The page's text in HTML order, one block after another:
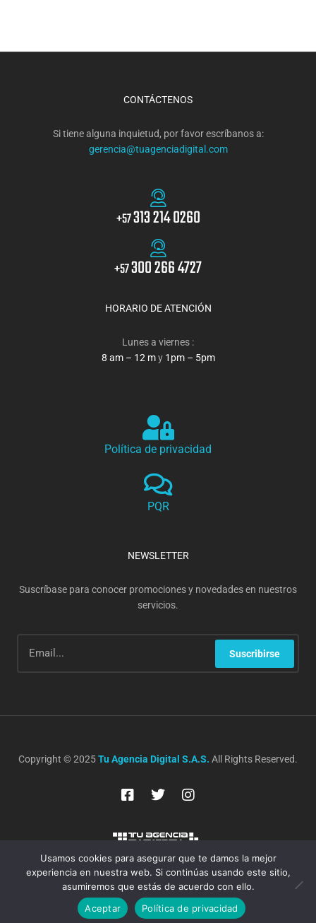
CONTÁCTENOS
Si tiene alguna inquietud, por favor escríbanos a:
gerencia@tuagenciadigital.com
+57313 214 0260
+57300 266 4727
HORARIO DE ATENCIÓN
Lunes a viernes :
8 am – 12 my 1pm – 5pm
Política de privacidad
PQR
NEWSLETTER
Suscríbase para conocer promociones y novedades en nuestros
servicios.
Suscribirse
Copyright © 2025Tu Agencia Digital S.A.S. All Rights Reserved.
Usamos cookies para asegurar que te damos la mejor
experiencia en nuestra web. Si continúas usando este sitio,
asumiremos que estás de acuerdo con ello.
Aceptar
Política de privacidad